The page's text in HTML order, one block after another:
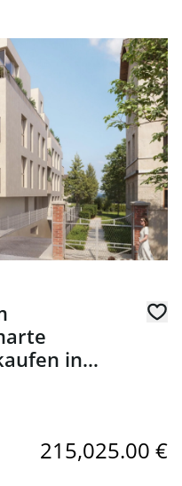
Wilhelminenberg -
in
215,025.00 €